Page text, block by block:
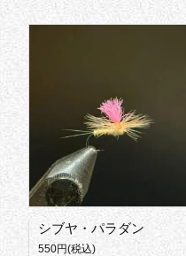
シブヤ・パラダン
550円(税込)